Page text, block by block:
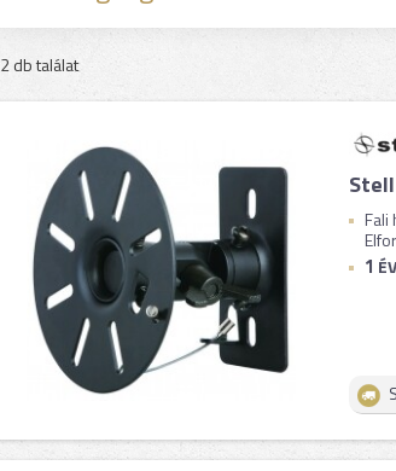
2 db találat
1 ÉV